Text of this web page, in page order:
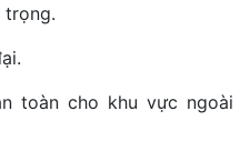
trọng.
toàn cho khu vực ngoài